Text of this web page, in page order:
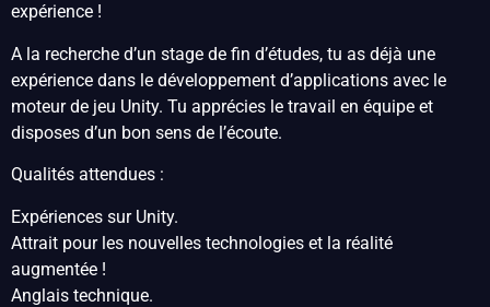
expérience !
A la recherche d’un stage de fin d’études, tu as déjà une
expérience dans le développement d’applications avec le
moteur de jeu Unity. Tu apprécies le travail en équipe et
disposes d’un bon sens de l’écoute.
Qualités attendues :
Expériences sur Unity.
Attrait pour les nouvelles technologies et la réalité
augmentée !
Anglais technique.